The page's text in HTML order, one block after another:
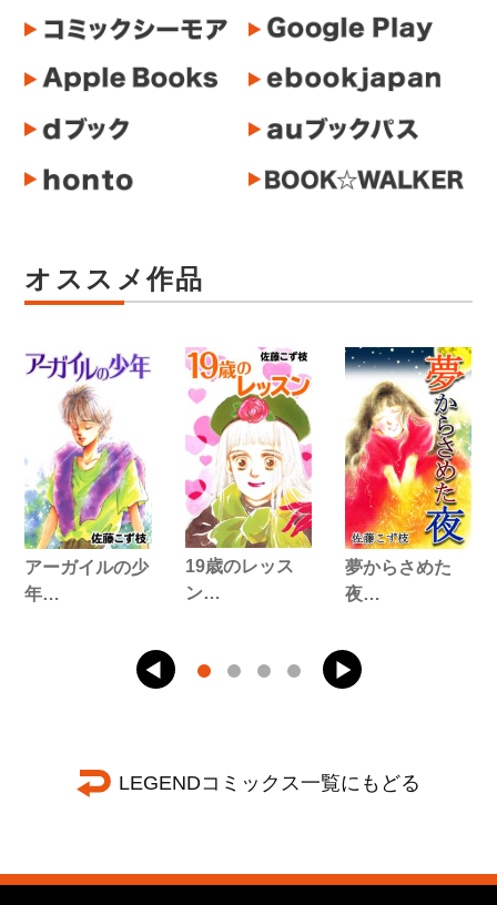
オススメ作品
アーガイルの少
年…
19歳のレッス
ン…
夢からさめた
夜…
LEGENDコミックス一覧にもどる